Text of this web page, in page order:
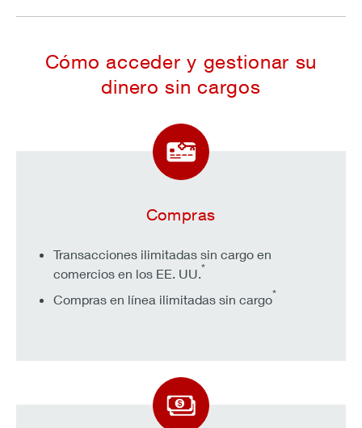
Cómo acceder y gestionar su
dinero sin cargos
Compras
Transacciones ilimitadas sin cargo en
comercios en los EE. UU.*
Compras en línea ilimitadas sin cargo*